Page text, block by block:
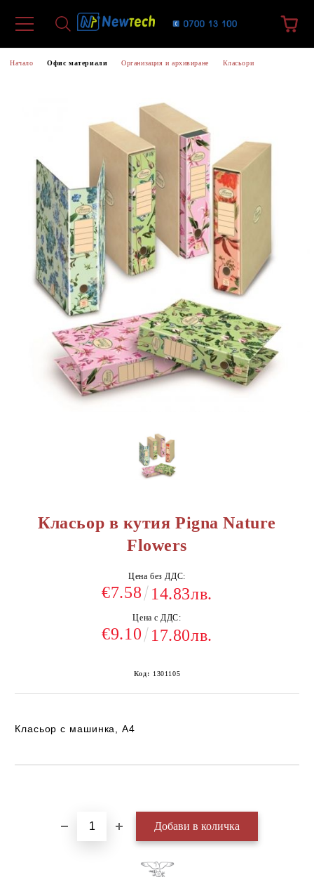
Начало Офис материали Организация и архивиране Класьори
Класьор в кутия Pigna Nature
Flowers
Цена без ДДС:
€7.58 14.83лв.
Цена с ДДС:
€9.10 17.80лв.
Код: 1301105
Класьор с машинка, А4